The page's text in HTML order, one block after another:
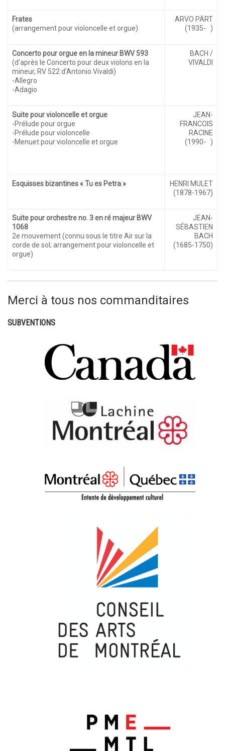
Frates
(arrangement pour violoncelle et orgue)
ARVO PÄRT
(1935- )
Concerto pour orgue en la mineur BWV 593
(d’après le Concerto pour deux violons en la
mineur, RV 522 d’Antonio Vivaldi)
-Allegro
-Adagio
BACH /
VIVALDI
Suite pour violoncelle et orgue
-Prélude pour orgue
-Prélude pour violoncelle
-Menuet pour violoncelle et orgue
JEAN-
FRANCOIS
RACINE
(1990- )
Esquisses bizantines « Tu es Petra »
HENRI MULET
(1878-1967)
Suite pour orchestre no. 3 en ré majeur BWV
1068
2e mouvement (connu sous le titre Air sur la
corde de sol; arrangement pour violoncelle et
orgue)
JEAN-
SÉBASTIEN
BACH
(1685-1750)
Merci à tous nos commanditaires
SUBVENTIONS